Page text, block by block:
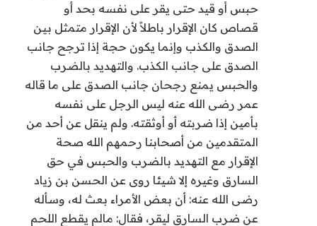
حبس أو قيد حتى يقر على نفسه بحد أو
قصاص كان الإقرار باطلاً لأن الإقرار متمثل بين
الصدق والكذب وإنما يكون حجة إذا ترجح جانب
الصدق على جانب الكذب. والتهديد بالضرب
والحبس يمنع رجحان جانب الصدق على ما قاله
عمر رضى الله عنه ليس الرجل على نفسه
بأمين إذا ضربته أو أوثقته. ولم ينقل عن أحد من
المتقدمين من أصحابنا رحمهم الله صحة
الإقرار مع التهديد بالضرب والحبس في حق
السارق وغيره إلا شيئا روى عن الحسن بن زياد
رضى الله عنه: أن بعض الأمراء بعث له، وسأله
عن ضرب السارق ليقر، فقال: مالم يقطع اللحم